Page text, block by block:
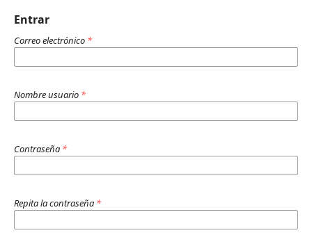
Entrar
Correo electrónico *
Nombre usuario *
Contraseña *
Repita la contraseña *